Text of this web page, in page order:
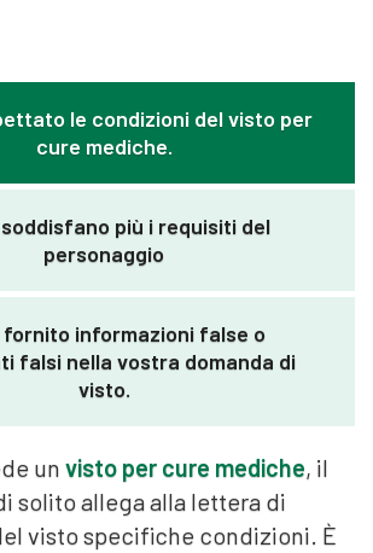
le condizioni del visto per
cure mediche.
soddisfano più i requisiti del
personaggio
fornito informazioni false o
falsi nella vostra domanda di
visto.
un visto per cure mediche, il
solito allega alla lettera di
visto specifiche condizioni. È